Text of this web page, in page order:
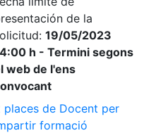
de la
19/05/2023
h - Termini segons
web de l'ens
places de Docent per
formació